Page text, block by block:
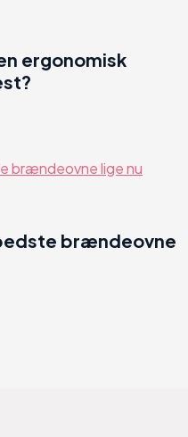
ergonomisk
brændeovne